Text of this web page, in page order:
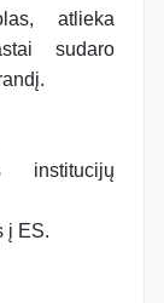
atlieka
sudaro
institucijų
į ES.